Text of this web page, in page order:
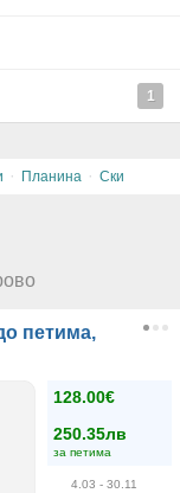
1
· Планина · Ски
петима,
128.00€
250.35лв
за петима
4.03 - 30.11